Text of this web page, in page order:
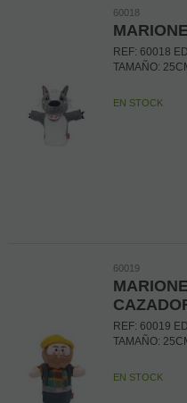
60018
REF: 60018
TAMAÑO:
EN STOCK
60019
REF: 60019
TAMAÑO:
EN STOCK